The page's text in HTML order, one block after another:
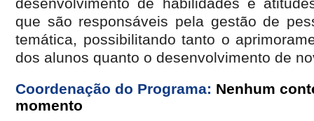
que são responsáveis pela gestão de
temática, possibilitando tanto o
dos alunos quanto o desenvolvimento de
Coordenação do Programa: Nenhum
momento